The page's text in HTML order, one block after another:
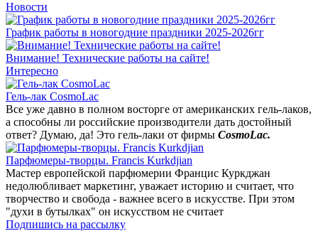
Новости
График работы в новогодние праздники 2025-2026гг
Внимание! Технические работы на сайте!
Интересно
Гель-лак CosmoLac
Все уже давно в полном восторге от американских гель-лаков,
а способны ли российские производители дать достойный
ответ? Думаю, да! Это гель-лаки от фирмы CosmoLac.
Парфюмеры-творцы. Francis Kurkdjian
Мастер европейской парфюмерии Францис Куркджан
недолюбливает маркетинг, уважает историю и считает, что
творчество и свобода - важнее всего в искусстве. При этом
"духи в бутылках" он искусством не считает
Подпишись на рассылку